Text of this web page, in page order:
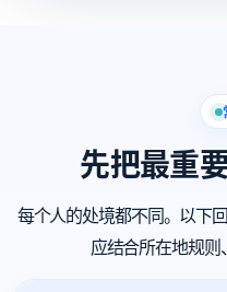
先把最重
每个人的处境都不同。以下
应结合所在地规则